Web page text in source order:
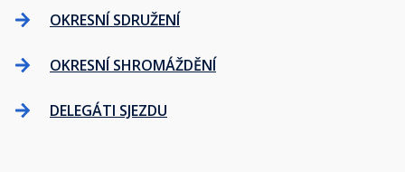
OKRESNÍ SDRUŽENÍ
OKRESNÍ SHROMÁŽDĚNÍ
DELEGÁTI SJEZDU